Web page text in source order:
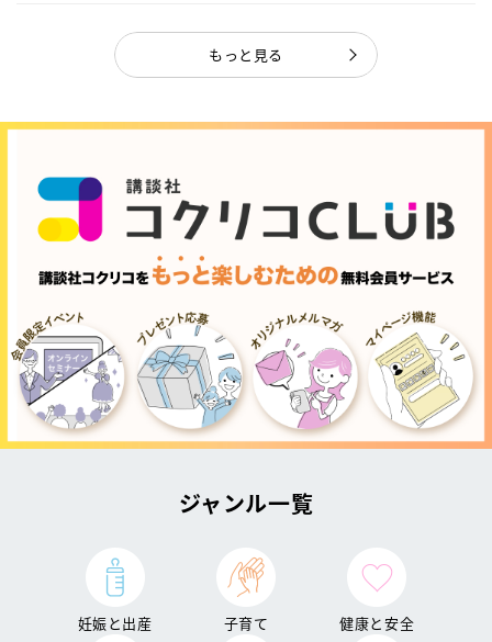
もっと見る
ジャンル一覧
妊娠と出産 子育て 健康と安全